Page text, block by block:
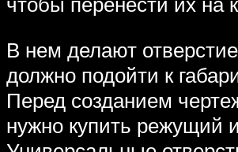
В нем делают
должно подойти к
Перед созданием
нужно купить режущий